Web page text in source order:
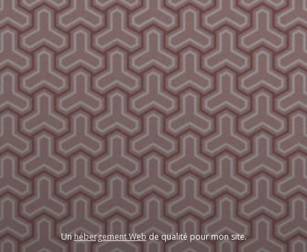
Unhébergement Webde qualité pour mon site.